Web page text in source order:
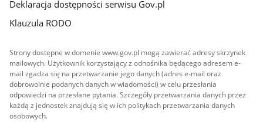
Deklaracja dostępności serwisu Gov.pl
Klauzula RODO
Strony dostępne w domenie www.gov.pl mogą zawierać adresy skrzynek
mailowych. Użytkownik korzystający z odnośnika będącego adresem e-
mail zgadza się na przetwarzanie jego danych (adres e-mail oraz
dobrowolnie podanych danych w wiadomości) w celu przesłania
odpowiedzi na przesłane pytania. Szczegóły przetwarzania danych przez
każdą z jednostek znajdują się w ich politykach przetwarzania danych
osobowych.